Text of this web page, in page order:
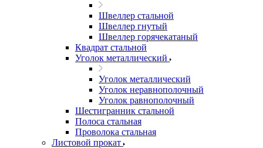
Швеллер стальной
Швеллер гнутый
Швеллер горячекатаный
Квадрат стальной
Уголок металлический
Уголок металлический
Уголок неравнополочный
Уголок равнополочный
Шестигранник стальной
Полоса стальная
Проволока стальная
Листовой прокат